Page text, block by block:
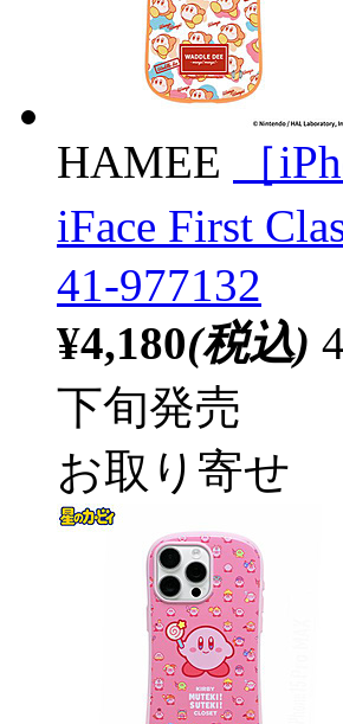
HAMEE
［
iFace First
41-977132
¥4,180(税込)
下旬発売
お取り寄せ